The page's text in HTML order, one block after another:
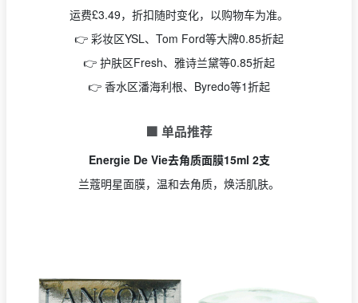
运费£3.49，折扣随时变化，以购物车为准。
👉 彩妆区YSL、Tom Ford等大牌0.85折起
👉 护肤区Fresh、雅诗兰黛等0.85折起
👉 香水区潘海利根、Byredo等1折起
🟩 单品推荐
Energie De Vie去角质面膜15ml 2支
兰蔻明星面膜，温和去角质，焕活肌肤。